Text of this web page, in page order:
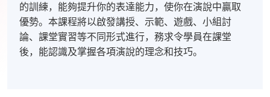
的訓練，能夠提升你的表達能力，使你在演說中贏取
優勢。本課程將以啟發講授、示範、遊戲、小組討
論、課堂實習等不同形式進行，務求令學員在課堂
後，能認識及掌握各項演說的理念和技巧。